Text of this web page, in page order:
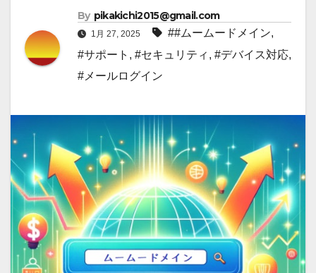
By pikakichi2015@gmail.com
1月 27, 2025 ##ムームードメイン,
#サポート , #セキュリティ , #デバイス対応,
#メールログイン